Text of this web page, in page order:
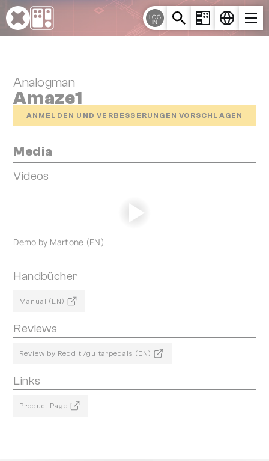
Cookie-Einstellungen
LOG
IN
Analogman
Amaze1
ANMELDEN UND VERBESSERUNGEN VORSCHLAGEN
Media
Videos
Demo by Martone (EN)
Handbücher
Manual (EN)
Reviews
Review by Reddit /guitarpedals (EN)
Links
Product Page